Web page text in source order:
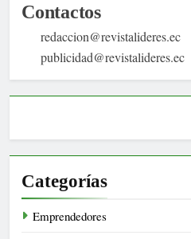
Contactos
redaccion@revistalideres.ec
publicidad@revistalideres.ec
Categorías
Emprendedores